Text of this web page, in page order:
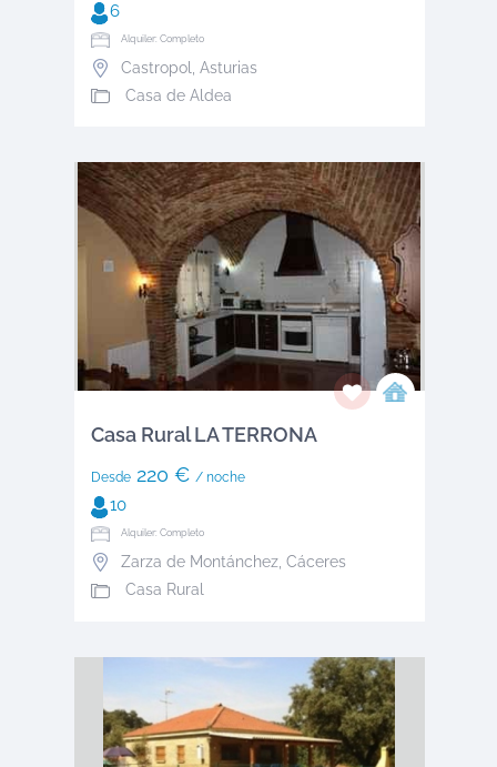
6
Alquiler: Completo
Castropol
Asturias
Casa de Aldea
Casa Rural LA TERRONA
Desde220 € / noche
10
Alquiler: Completo
Zarza de Montánchez, Cáceres
Casa Rural